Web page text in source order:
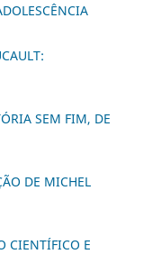
SEM FIM, DE
DE MICHEL
CIENTÍFICO E